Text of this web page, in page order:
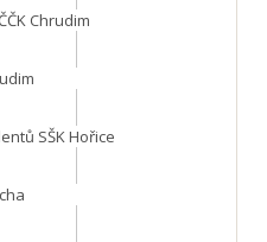
Chrudim
SŠK Hořice